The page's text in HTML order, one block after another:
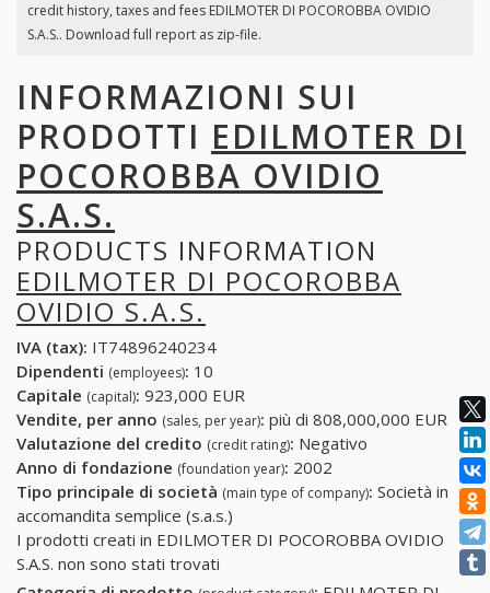
credit history, taxes and fees EDILMOTER DI POCOROBBA OVIDIO
S.A.S.. Download full report as zip-file.
INFORMAZIONI SUI
PRODOTTI EDILMOTER DI
POCOROBBA OVIDIO
S.A.S.
PRODUCTS INFORMATION
EDILMOTER DI POCOROBBA
OVIDIO S.A.S.
IVA (tax): IT74896240234
Dipendenti (employees): 10
Capitale (capital): 923,000 EUR
Vendite, per anno (sales, per year): più di 808,000,000 EUR
Valutazione del credito (credit rating): Negativo
Anno di fondazione (foundation year): 2002
Tipo principale di società (main type of company): Società in
accomandita semplice (s.a.s.)
I prodotti creati in EDILMOTER DI POCOROBBA OVIDIO
S.A.S. non sono stati trovati